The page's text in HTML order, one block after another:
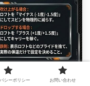
シーポリシー お問い合わせ